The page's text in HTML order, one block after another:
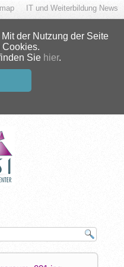
IT und Weiterbildung News
der Nutzung der Seite
Sie hier.